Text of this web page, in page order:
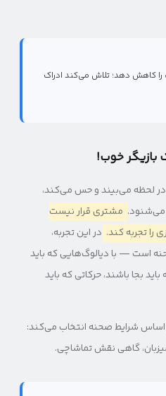
کاهش دهد؛ تلاش می‌کند ادراک
لحظه می‌بیند و حس می‌کند،
مشتری قرار نیست
تجربه کند. در این تجربه،
است — با دیالوگ‌هایی که باید
باشند، حرکاتی که باید
شرایط صحنه انتخاب می‌کند:
گاهی نقش تماشاچی.